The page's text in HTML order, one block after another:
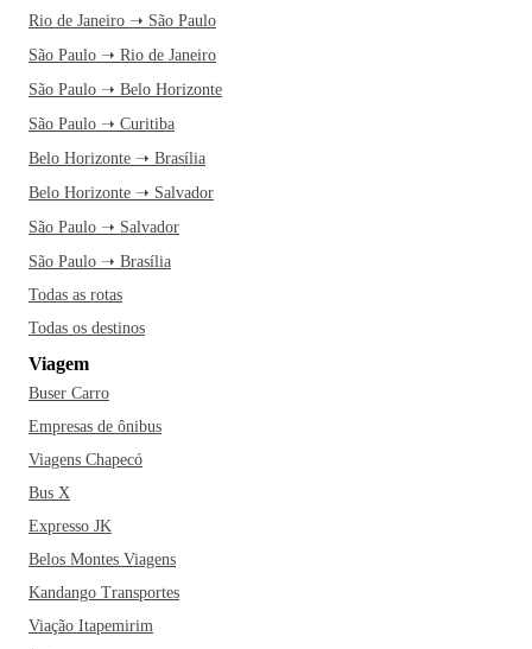
Rio de Janeiro ➝ São Paulo
São Paulo ➝ Rio de Janeiro
São Paulo ➝ Belo Horizonte
São Paulo ➝ Curitiba
Belo Horizonte ➝ Brasília
Belo Horizonte ➝ Salvador
São Paulo ➝ Salvador
São Paulo ➝ Brasília
Todas as rotas
Todas os destinos
Viagem
Buser Carro
Empresas de ônibus
Viagens Chapecó
Bus X
Expresso JK
Belos Montes Viagens
Kandango Transportes
Viação Itapemirim